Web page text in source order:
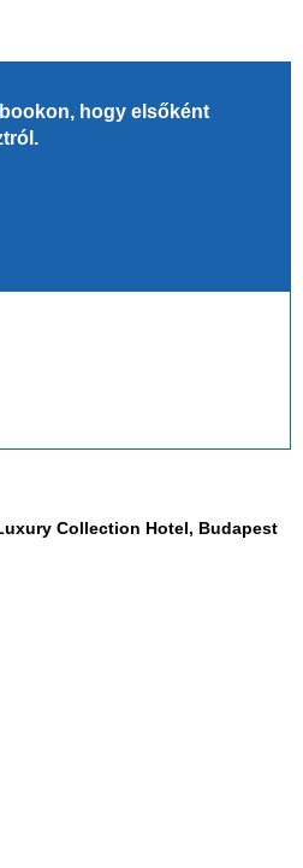
hogy elsőként
Collection Hotel, Budapest